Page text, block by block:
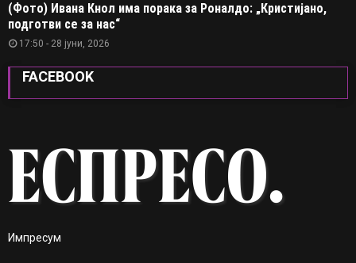
(Фото) Ивана Кнол има порака за Роналдо: „Кристијано,
подготви се за нас“
17:50 - 28 јуни, 2026
FACEBOOK
Импресум